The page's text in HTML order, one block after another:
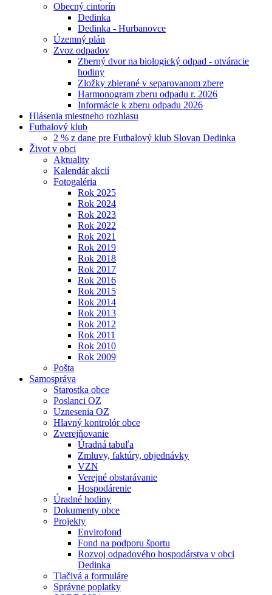
Obecný cintorín
Dedinka
Dedinka - Hurbanovce
Územný plán
Zvoz odpadov
Zberný dvor na biologický odpad - otváracie
hodiny
Zložky zbierané v separovanom zbere
Harmonogram zberu odpadu r. 2026
Informácie k zberu odpadu 2026
Hlásenia miestneho rozhlasu
Futbalový klub
2 % z dane pre Futbalový klub Slovan Dedinka
Život v obci
Aktuality
Kalendár akcií
Fotogaléria
Rok 2025
Rok 2024
Rok 2023
Rok 2022
Rok 2021
Rok 2019
Rok 2018
Rok 2017
Rok 2016
Rok 2015
Rok 2014
Rok 2013
Rok 2012
Rok 2011
Rok 2010
Rok 2009
Pošta
Samospráva
Starostka obce
Poslanci OZ
Uznesenia OZ
Hlavný kontrolór obce
Zverejňovanie
Úradná tabuľa
Zmluvy, faktúry, objednávky
VZN
Verejné obstarávanie
Hospodárenie
Úradné hodiny
Dokumenty obce
Projekty
Envirofond
Fond na podporu športu
Rozvoj odpadového hospodárstva v obci
Dedinka
Tlačivá a formuláre
Správne poplatky